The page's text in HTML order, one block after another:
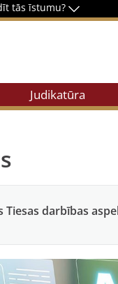
tās īstumu?
Judikatūra
darbības